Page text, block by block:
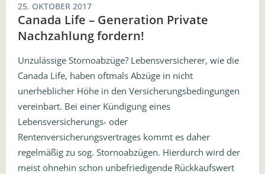
25. OKTOBER 2017
Canada Life – Generation Private
Nachzahlung fordern!
Unzulässige Stornoabzüge? Lebensversicherer, wie die
Canada Life, haben oftmals Abzüge in nicht
unerheblicher Höhe in den Versicherungsbedingungen
vereinbart. Bei einer Kündigung eines
Lebensversicherungs- oder
Rentenversicherungsvertrages kommt es daher
regelmäßig zu sog. Stornoabzügen. Hierdurch wird der
meist ohnehin schon unbefriedigende Rückkaufswert